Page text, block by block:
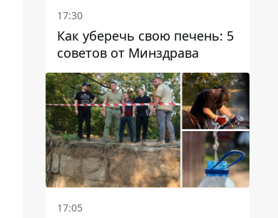
17:30
Как уберечь свою печень: 5
советов от Минздрава
17:05